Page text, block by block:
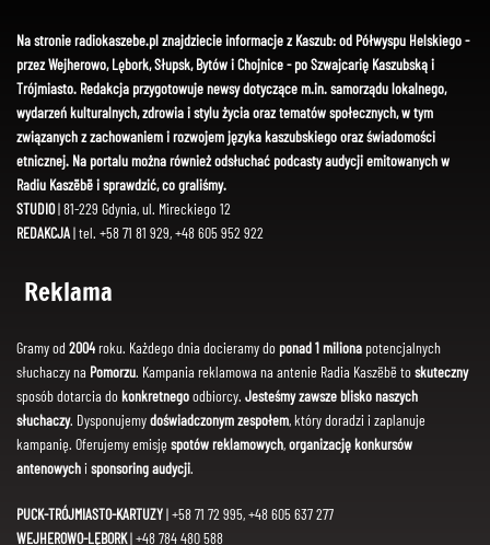
Na stronie radiokaszebe.pl znajdziecie informacje z Kaszub: od Półwyspu Helskiego -
przez Wejherowo, Lębork, Słupsk, Bytów i Chojnice - po Szwajcarię Kaszubską i
Trójmiasto. Redakcja przygotowuje newsy dotyczące m.in. samorządu lokalnego,
wydarzeń kulturalnych, zdrowia i stylu życia oraz tematów społecznych, w tym
związanych z zachowaniem i rozwojem języka kaszubskiego oraz świadomości
etnicznej. Na portalu można również odsłuchać podcasty audycji emitowanych w
Radiu Kaszëbë i sprawdzić, co graliśmy.
STUDIO| 81-229 Gdynia, ul. Mireckiego 12
REDAKCJA| tel. +58 71 81 929, +48 605 952 922
Reklama
Gramy od 2004roku. Każdego dnia docieramy do ponad 1 miliona potencjalnych
słuchaczy na Pomorzu. Kampania reklamowa na antenie Radia Kaszëbë toskuteczny
sposób dotarcia dokonkretnegoodbiorcy. Jesteśmy zawsze blisko naszych
słuchaczy. Dysponujemydoświadczonym zespołem, który doradzi i zaplanuje
kampanię. Oferujemy emisję spotów reklamowych,organizację konkursów
antenowychi sponsoring audycji.
PUCK-TRÓJMIASTO-KARTUZY| +58 71 72 995, +48 605 637 277
WEJHEROWO-LĘBORK| +48 784 480 588